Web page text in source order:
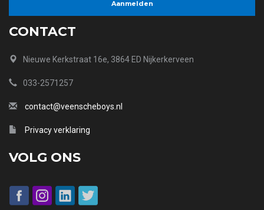
CONTACT
Nieuwe Kerkstraat 16e, 3864 ED Nijkerkerveen
033-2571257
contact@veenscheboys.nl
Privacy verklaring
VOLG ONS